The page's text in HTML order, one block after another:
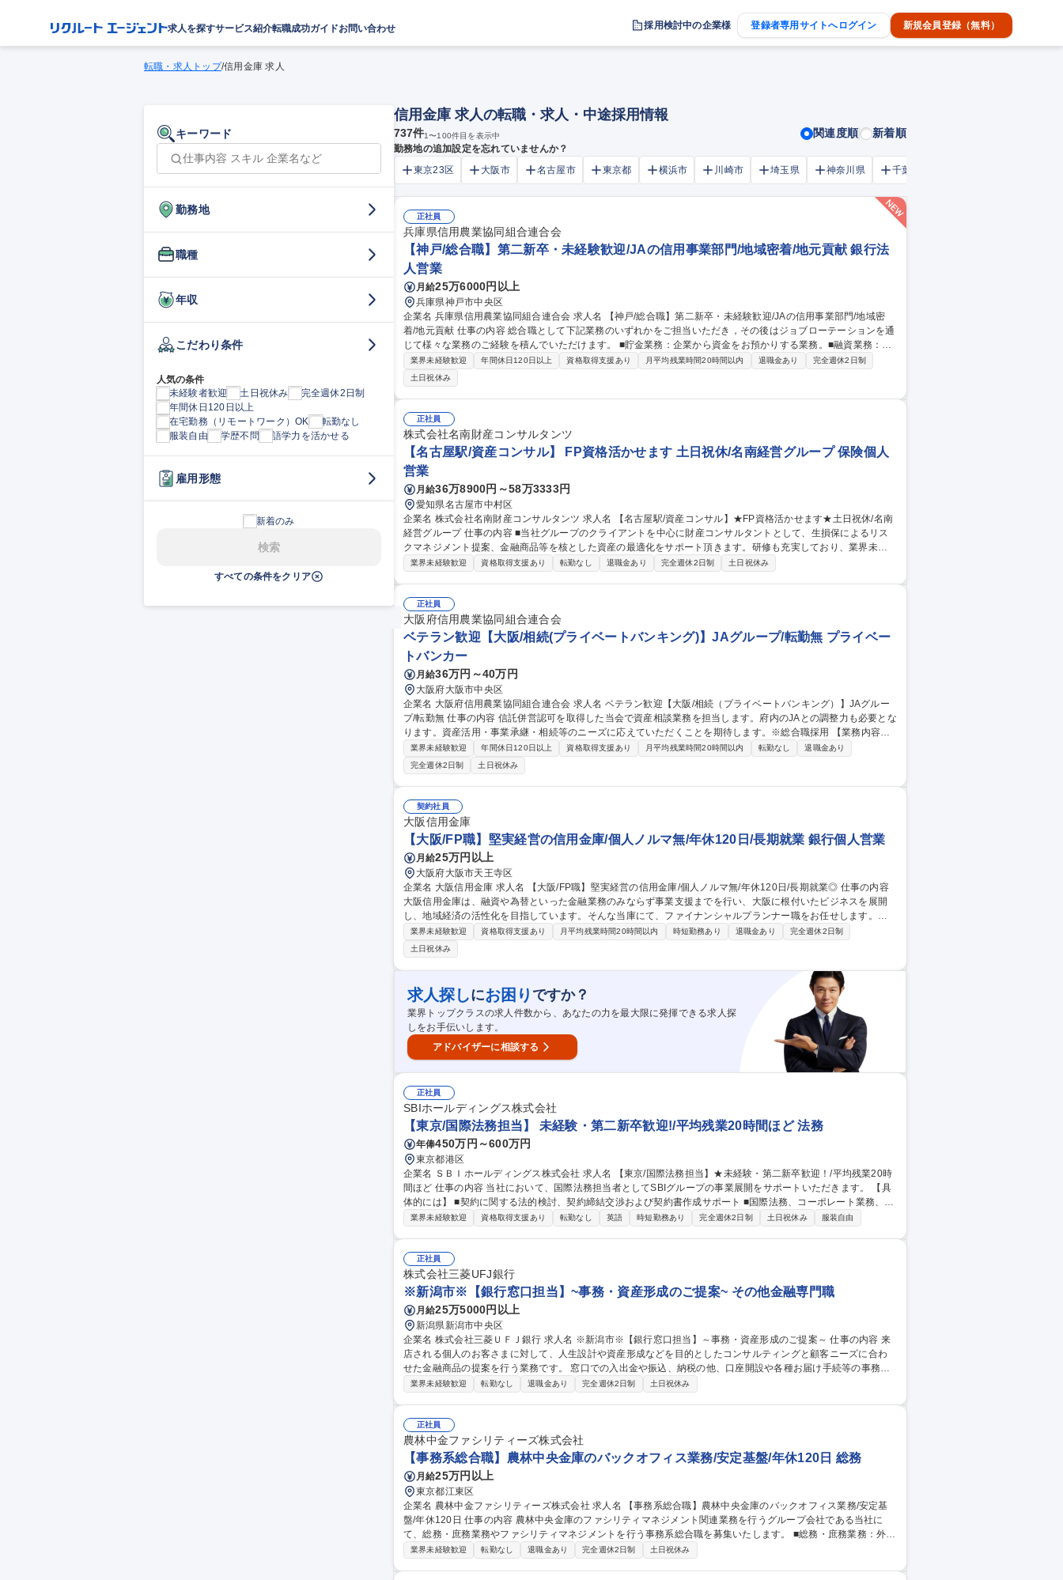
求人を探すサービス紹介転職成功ガイドお問い合わせ 採用検討中の企業様 登録者専用サイトへログイン 新規会員登録（無料）
転職・求人トップ/信用金庫 求人
キーワード
勤務地
職種
年収
こだわり条件
人気の条件
未経験者歓迎
土日祝休み
完全週休2日制
年間休日120日以上
在宅勤務（リモートワーク）OK
転勤なし
服装自由
学歴不問 語学力を活かせる
雇用形態
新着のみ
検索
すべての条件をクリア
信用金庫 求人の転職・求人・中途採用情報
737件1〜100件目を表示中 関連度順 新着順
勤務地の追加設定を忘れていませんか？
東京23区
大阪市 名古屋市 東京都 横浜市 川崎市 埼玉県 神奈川県 千葉市
正社員
兵庫県信用農業協同組合連合会
【神戸/総合職】第二新卒・未経験歓迎/JAの信用事業部門/地域密着/地元貢献 銀行法
人営業
月給25万6000円以上
兵庫県神戸市中央区
企業名 兵庫県信用農業協同組合連合会 求人名 【神戸/総合職】第二新卒・未経験歓迎/JAの信用事業部門/地域密
着/地元貢献 仕事の内容 総合職として下記業務のいずれかをご担当いただき，その後はジョブローテーションを通
じて様々な業務のご経験を積んでいただけます。 ■貯金業務：企業から資金をお預かりする業務。■融資業務：企
業や地方 公共団体、農業法人等主に法人向けに融資を行う業務。■証券業務：国債・社債・株式・投資信託等によ
り資金運用を行う業務。■企画業務：事業計画や決算のほか、新たな取り組みを企画する業務。■JAサポート業
務：兵庫県内のJAの信用（金融）事業をサポートする業務。各種情報提供や商品開発、CPの企画、ポスター・C
M作成等。■システム業務：関連会社に出向いただき，当会やJA向けのシステム運用・保守を行う業務。 募集職種
【神戸/総合職】第二新卒・未経験歓迎/JAの信用事業部門/地域密着/地元貢献
業界未経験歓迎 年間休日120日以上 資格取得支援あり 月平均残業時間20時間以内 退職金あり
完全週休2日制
土日祝休み
正社員
株式会社名南財産コンサルタンツ
【名古屋駅/資産コンサル】 FP資格活かせます 土日祝休/名南経営グループ 保険個人
営業
月給36万8900円～58万3333円
愛知県名古屋市中村区
企業名 株式会社名南財産コンサルタンツ 求人名 【名古屋駅/資産コンサル】★FP資格活かせます★土日祝休/名南
経営グループ 仕事の内容 ■当社グループのクライアントを中心に財産コンサルタントとして、生損保によるリス
クマネジメント提案、金融商品等を核とした資産の最適化をサポート頂きます。研修も充実しており、業界未経
験者も挑戦可能です！ ・生命保険募集業務 ・損害保険募集業務 ・金融商品仲介業務 ・不動産小口化商品紹介業
業界未経験歓迎 資格取得支援あり 転勤なし 退職金あり 完全週休2日制 土日祝休み
正社員
大阪府信用農業協同組合連合会
ベテラン歓迎【大阪/相続(プライベートバンキング)】JAグループ/転勤無 プライベー
トバンカー
月給36万円～40万円
大阪府大阪市中央区
企業名 大阪府信用農業協同組合連合会 求人名 ベテラン歓迎【大阪/相続（プライベートバンキング）】JAグルー
プ/転勤無 仕事の内容 信託併営認可を取得した当会で資産相談業務を担当します。府内のJAとの調整力も必要とな
ります。資産活用・事業承継・相続等のニーズに応えていただくことを期待します。※総合職採用 【業務内容】
※基本的に初期配属は資産相談業務を予定していますが、応募者の適性や組織の状況に応じて異なる配属となる
可能性があります。 ■資産相談業務（プライベートバンキング業務）：JA組合員への相続・不動産活用・資産運
用に係る相談業務・資産ポートフォリオ構築 ■融資・運用業務：当会がお預かりする4.5兆円の資産の運用 ■推進
業務：JA顧客基盤拡大のための戦略企画、マーケティング、PR 募集職種 ベテラン歓迎【大阪/相続（プライベー
トバンキング）】JAグループ/転勤無
業界未経験歓迎 年間休日120日以上 資格取得支援あり 月平均残業時間20時間以内 転勤なし
退職金あり
完全週休2日制
土日祝休み
契約社員
大阪信用金庫
【大阪/FP職】堅実経営の信用金庫/個人ノルマ無/年休120日/長期就業 銀行個人営業
月給25万円以上
大阪府大阪市天王寺区
企業名 大阪信用金庫 求人名 【大阪/FP職】堅実経営の信用金庫/個人ノルマ無/年休120日/長期就業◎ 仕事の内容
大阪信用金庫は、融資や為替といった金融業務のみならず事業支援までを行い、大阪に根付いたビジネスを展開
し、地域経済の活性化を目指しています。そんな当庫にて、ファイナンシャルプランナー職をお任せします。
【具体的には】■個人のお客さまに対するライフプラン相談(教育資金、老後資金、住宅購入等) ■預金・投資信
託・保険商品の提案および契約サポート ■中小企業経営者への資金繰り・事業承継・福利厚生関連のアドバイス ■
相続や贈与に関する資産承継コンサルティング ■住宅ローンや各種ローンの審査・手続きの案内 ■金融リスクの説
明や安心できる資産運用プランの作成 募集職種 【大阪/FP職】堅実経営の信用金庫/個人ノルマ無/年休120日/長期
就業◎
業界未経験歓迎 資格取得支援あり 月平均残業時間20時間以内 時短勤務あり 退職金あり
完全週休2日制
土日祝休み
求人探しにお困り ですか？
業界トップクラスの求人件数から、あなたの力を最大限に発揮できる求人探
しをお手伝いします。
アドバイザーに相談する
正社員
SBIホールディングス株式会社
【東京/国際法務担当】 未経験・第二新卒歓迎!/平均残業20時間ほど 法務
年俸450万円～600万円
東京都港区
企業名 ＳＢＩホールディングス株式会社 求人名 【東京/国際法務担当】★未経験・第二新卒歓迎！/平均残業20時
間ほど 仕事の内容 当社において、国際法務担当者としてSBIグループの事業展開をサポートいただきます。 【具
体的には】 ■契約に関する法的検討、契約締結交渉および契約書作成サポート ■国際法務、コーポレート業務、コ
ンプライアンス、知財関連、紛争対応 ■社内意思決定のサポート ■その他、各種リーガルサービスの提供 など 募
業界未経験歓迎 資格取得支援あり 転勤なし 英語 時短勤務あり 完全週休2日制 土日祝休み 服装自由
正社員
株式会社三菱UFJ銀行
※新潟市※【銀行窓口担当】~事務・資産形成のご提案~ その他金融専門職
月給25万5000円以上
新潟県新潟市中央区
企業名 株式会社三菱ＵＦＪ銀行 求人名 ※新潟市※【銀行窓口担当】～事務・資産形成のご提案～ 仕事の内容 来
店される個人のお客さまに対して、人生設計や資産形成などを目的としたコンサルティングと顧客ニーズに合わ
せた金融商品の提案を行う業務です。 窓口での入出金や振込、納税の他、口座開設や各種お届け手続等の事務手
続き等も合わせて行っていただきます。 【働く環境】残業時間が少なく働きやすい環境です。 【育成体制】経験
業界未経験歓迎 転勤なし 退職金あり 完全週休2日制 土日祝休み
正社員
農林中金ファシリティーズ株式会社
【事務系総合職】農林中央金庫のバックオフィス業務/安定基盤/年休120日 総務
月給25万円以上
東京都江東区
企業名 農林中金ファシリティーズ株式会社 求人名 【事務系総合職】農林中央金庫のバックオフィス業務/安定基
盤/年休120日 仕事の内容 農林中央金庫のファシリティマネジメント関連業務を行うグループ会社である当社に
て、総務・庶務業務やファシリティマネジメントを行う事務系総合職を募集いたします。 ■総務・庶務業務：外部
委託先（外注先）や契約書の管理、総務部門での管理業務、会計管理や決算業務、印刷物等の制作管理等 ※親会
業界未経験歓迎 転勤なし 退職金あり 完全週休2日制 土日祝休み